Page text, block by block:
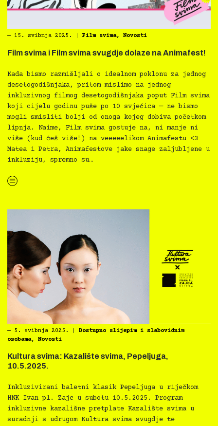
― 15. svibnja 2025. Film svima, Novosti
Film svima i Film svima svugdje dolaze na Animafest!
Kada bismo razmišljali o idealnom poklonu za jednog
desetogodišnjaka, pritom mislimo na jednog
inkluzivnog filmog desetogodišnjaka poput Film svima
koji cijelu godinu puše po 10 svjećica — ne bismo
mogli smisliti bolji od onoga kojeg dobiva početkom
lipnja. Naime, Film svima gostuje na, ni manje ni
više (kud ćeš više!) na veeeeelikom Animafestu <3
Matea i Petra, Animafestove jake snage zaljubljene u
inkluziju, spremno su…
“Film svima i Film svima svugdje dolaze na Animafest!”
― 5. svibnja 2025.
Dostupno slijepim i slabovidnim
osobama, Novosti
Kultura svima: Kazalište svima, Pepeljuga,
10.5.2025.
Inkluzivirani baletni klasik Pepeljuga u riječkom
HNK Ivan pl. Zajc u subotu 10.5.2025. Program
inkluzivne kazališne pretplate Kazalište svima u
suradnji s udrugom Kultura svima svugdje te